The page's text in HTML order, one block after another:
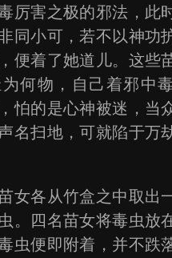
厉害之极的邪法，此
同小可，若不以神功
便着了她道儿。这些
何物，自己着邪中
怕的是心神被迷，当
名扫地，可就陷于万
各从竹盒之中取出
。四名苗女将毒虫放
虫便即附着，并不跌